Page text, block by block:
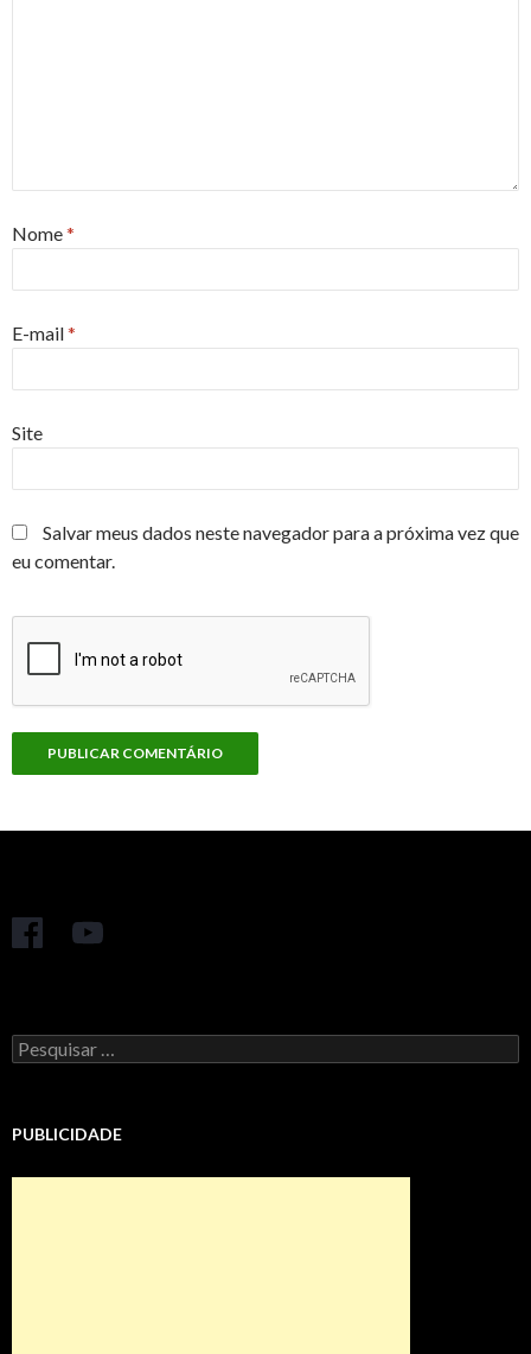
Nome*
E-mail*
Site
Salvar meus dados neste navegador para a próxima vez que
eu comentar.
Pesquisar
por:
PUBLICIDADE